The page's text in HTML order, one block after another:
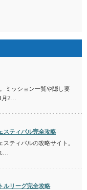
ミッション一覧や隠し要
2…
スティバル完全攻略
ティバルの攻略サイト。
…
ルリーグ完全攻略